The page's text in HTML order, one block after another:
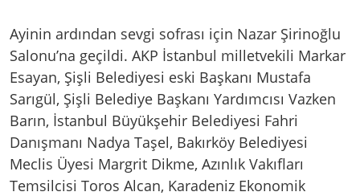
Ayinin ardından sevgi sofrası için Nazar Şirinoğlu
Salonu’na geçildi. AKP İstanbul milletvekili Markar
Esayan, Şişli Belediyesi eski Başkanı Mustafa
Sarıgül, Şişli Belediye Başkanı Yardımcısı Vazken
Barın, İstanbul Büyükşehir Belediyesi Fahri
Danışmanı Nadya Taşel, Bakırköy Belediyesi
Meclis Üyesi Margrit Dikme, Azınlık Vakıfları
Temsilcisi Toros Alcan, Karadeniz Ekonomik